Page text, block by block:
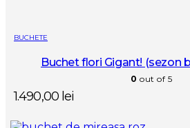
BUCHETE
Buchet flori Gigant! (sezon
0 out of 5
1.490,00 lei